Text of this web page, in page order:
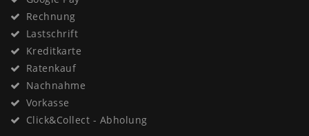
Rechnung
Lastschrift
Kreditkarte
Ratenkauf
Nachnahme
Vorkasse
Click&Collect - Abholung